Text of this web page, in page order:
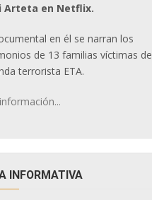
Arteta en Netflix.
en él se narran los
de 13 familias víctimas de
terrorista ETA.
INFORMATIVA